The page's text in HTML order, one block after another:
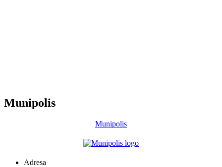
Munipolis
Munipolis
Adresa